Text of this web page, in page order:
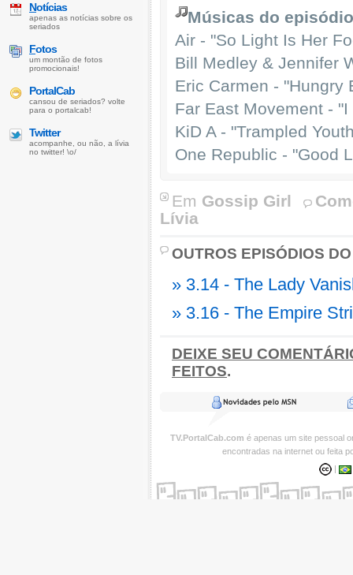
Músicas do
Air - "So Light Is Her
Bill Medley & Jennifer
Eric Carmen - "Hungry
Far East Movement - "I
KiD A - "Trampled
One Republic - "Good
Em Gossip Girl
Lívia
OUTROS EPISÓDIOS
» 3.14 - The Lady
» 3.16 - The Empire
DEIXE SEU
FEITOS.
Notícias
apenas as notícias sobre os
seriados
Fotos
um montão de fotos
promocionais!
PortalCab
cansou de seriados? volte
para o portalcab!
Twitter
acompanhe, ou não, a lívia
no twitter! \o/
TV.PortalCab.com é apenas um site pessoal
encontradas na internet ou feita
|